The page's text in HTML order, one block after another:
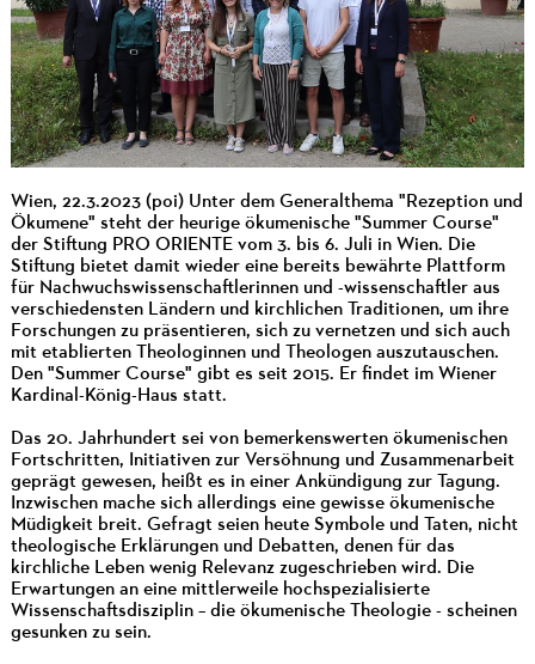
Wien, 22.3.2023 (poi) Unter dem Generalthema "Rezeption und
Ökumene" steht der heurige ökumenische "Summer Course"
der Stiftung PRO ORIENTE vom 3. bis 6. Juli in Wien. Die
Stiftung bietet damit wieder eine bereits bewährte Plattform
für Nachwuchswissenschaftlerinnen und -wissenschaftler aus
verschiedensten Ländern und kirchlichen Traditionen, um ihre
Forschungen zu präsentieren, sich zu vernetzen und sich auch
mit etablierten Theologinnen und Theologen auszutauschen.
Den "Summer Course" gibt es seit 2015. Er findet im Wiener
Kardinal-König-Haus statt.
Das 20. Jahrhundert sei von bemerkenswerten ökumenischen
Fortschritten, Initiativen zur Versöhnung und Zusammenarbeit
geprägt gewesen, heißt es in einer Ankündigung zur Tagung.
Inzwischen mache sich allerdings eine gewisse ökumenische
Müdigkeit breit. Gefragt seien heute Symbole und Taten, nicht
theologische Erklärungen und Debatten, denen für das
kirchliche Leben wenig Relevanz zugeschrieben wird. Die
Erwartungen an eine mittlerweile hochspezialisierte
Wissenschaftsdisziplin – die ökumenische Theologie - scheinen
gesunken zu sein.